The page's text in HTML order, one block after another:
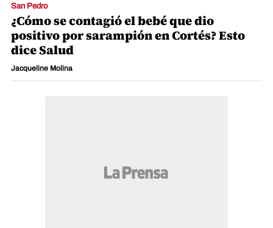
San Pedro
¿Cómo se contagió el bebé que dio
positivo por sarampión en Cortés? Esto
dice Salud
Jacqueline Molina